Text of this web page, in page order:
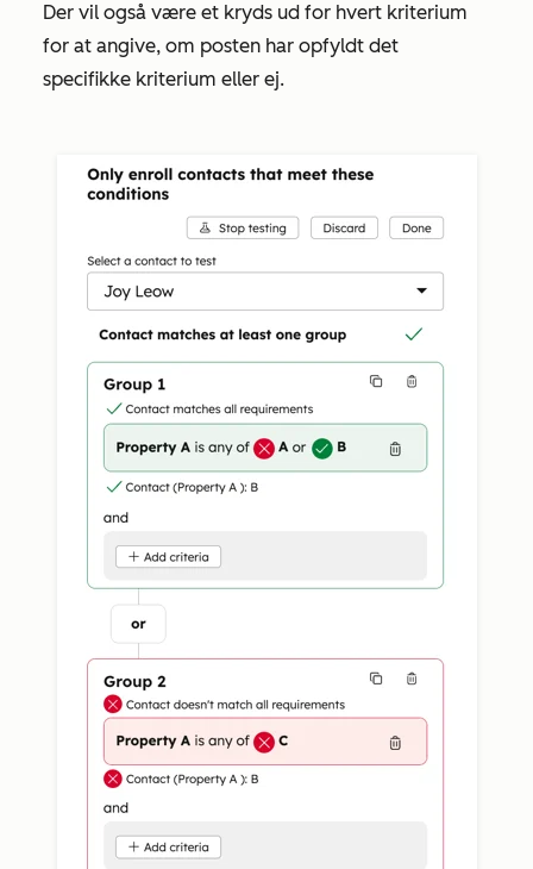
Der vil også være et kryds ud for hvert kriterium
for at angive, om posten har opfyldt det
specifikke kriterium eller ej.